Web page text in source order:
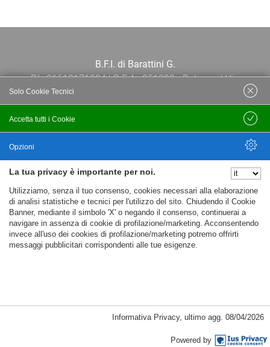
B.F.I. di Barattini G.
P.I.: 01613171204 | R.E.A.: 351290 - Bologna | Via
Po 13E, 40139, Bologna | Telefono: 051
444638 | Email: bfi@bfi.bo.it
Privacy policy
Cookie policy
Passepartout
La tua privacy è importante per noi.
Utilizziamo, senza il tuo consenso, cookies necessari alla elaborazione
di analisi statistiche e tecnici per l'utilizzo del sito. Chiudendo il Cookie
Banner, mediante il simbolo 'X' o negando il consenso, continuerai a
navigare in assenza di cookie di profilazione/marketing. Acconsentendo
invece all'uso dei cookies di profilazione/marketing potremo offrirti
messaggi pubblicitari corrispondenti alle tue esigenze.
Cookie Necessari, Tecnici di Sessione
Accetta tutti i Cookie
Solo Cookie Tecnici
Salva
Opzioni
Nascondi Opzioni
Informativa Privacy, ultimo agg. 08/04/2026
Powered by